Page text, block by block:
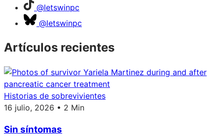
@letswinpc
@letswinpc
Artículos recientes
Historias de sobrevivientes
16 julio, 2026 • 2 Min
Sin síntomas